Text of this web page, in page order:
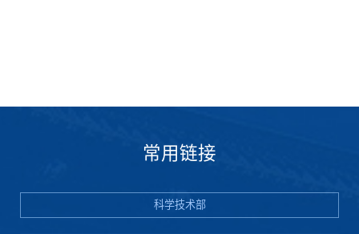
常用链接
科学技术部